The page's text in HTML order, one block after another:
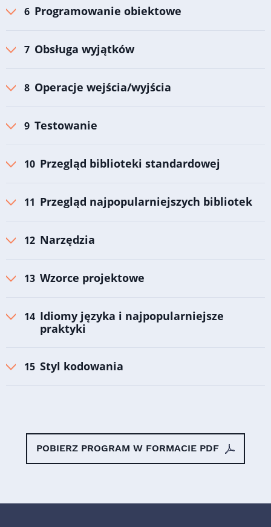
Programowanie obiektowe
Obsługa wyjątków
Operacje wejścia/wyjścia
Testowanie
Przegląd biblioteki standardowej
Przegląd najpopularniejszych bibliotek
Narzędzia
Wzorce projektowe
Idiomy języka i najpopularniejsze
praktyki
Styl kodowania
POBIERZ PROGRAM W FORMACIE PDF